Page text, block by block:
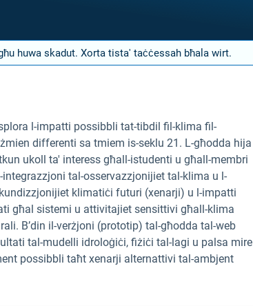
huwa skadut. Xorta tista' taċċessah bħala wirt.
l-impatti possibbli tat-tibdil fil-klima fil-
differenti sa tmiem is-seklu 21. L-għodda hija
ukoll ta' interess għall-istudenti u għall-membri
tal-osservazzjonijiet tal-klima u l-
klimatiċi futuri (xenarji) u l-impatti
għal sistemi u attivitajiet sensittivi għall-klima
B’din il-verżjoni (prototip) tal-għodda tal-web
tal-mudelli idroloġiċi, fiżiċi tal-lagi u palsa mire
possibbli taħt xenarji alternattivi tal-ambjent